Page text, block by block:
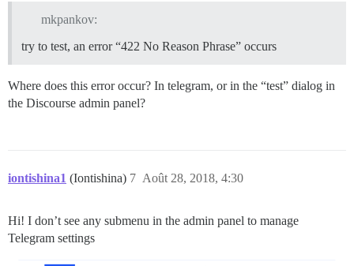
mkpankov:
try to test, an error “422 No Reason Phrase” occurs
Where does this error occur? In telegram, or in the “test” dialog in
the Discourse admin panel?
iontishina1 (Iontishina) Août 28, 2018, 4:30
7
Hi! I don’t see any submenu in the admin panel to manage
Telegram settings